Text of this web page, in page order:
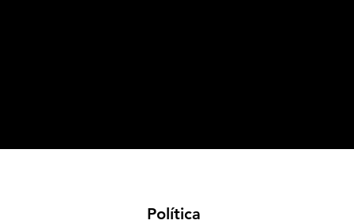
Política